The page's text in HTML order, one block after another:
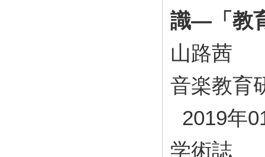
識―「教
山路茜
音楽教
2019年
学術誌